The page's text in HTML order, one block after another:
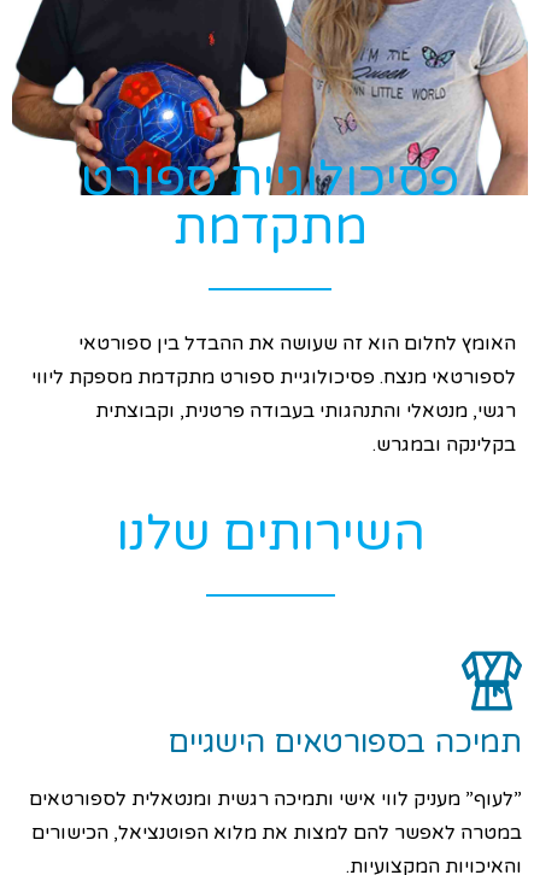
format_underlined הוסף קו תחתון לקישורים
font_download סמן קישורים
א
פ
ס
א
ת
ל
פ
ש
ר
פסיכולוגיית ספורט
מתקדמת
האומץ לחלום הוא זה שעושה את ההבדל בין ספורטאי
לספורטאי מנצח. פסיכולוגיית ספורט מתקדמת מספקת ליווי
רגשי, מנטאלי והתנהגותי בעבודה פרטנית, וקבוצתית
בקלינקה ובמגרש.
השירותים שלנו
תמיכה בספורטאים הישגיים
”לעוף” מעניק לווי אישי ותמיכה רגשית ומנטאלית לספורטאים
במטרה לאפשר להם למצות את מלוא הפוטנציאל, הכישורים
והאיכויות המקצועיות.